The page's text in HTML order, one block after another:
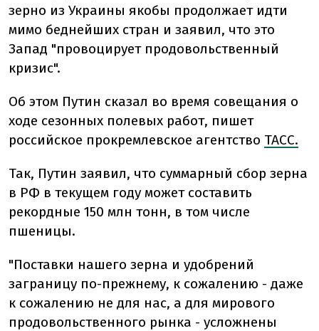
зерно из Украины якобы продолжает идти
мимо беднейших стран и заявил, что это
Запад "провоцирует продовольственный
кризис".
Об этом Путин сказал во время совещания о
ходе сезонных полевых работ, пишет
российское прокремлевское агентство ТАСС.
Так, Путин заявил, что суммарный сбор зерна
в РФ в текущем году может составить
рекордные 150 млн тонн, в том числе
пшеницы.
"Поставки нашего зерна и удобрений
заграницу по-прежнему, к сожалению - даже
к сожалению не для нас, а для мирового
продовольственного рынка - усложнены